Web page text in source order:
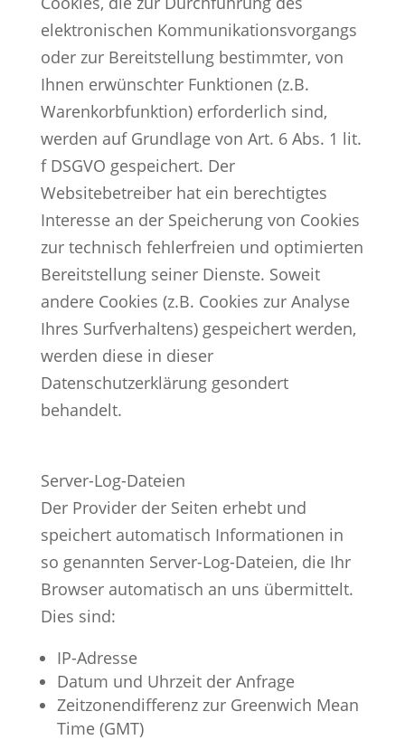
elektronischen Kommunikationsvorgangs
oder zur Bereitstellung bestimmter, von
Ihnen erwünschter Funktionen (z.B.
Warenkorbfunktion) erforderlich sind,
werden auf Grundlage von Art. 6 Abs. 1 lit.
f DSGVO gespeichert. Der
Websitebetreiber hat ein berechtigtes
Interesse an der Speicherung von Cookies
zur technisch fehlerfreien und optimierten
Bereitstellung seiner Dienste. Soweit
andere Cookies (z.B. Cookies zur Analyse
Ihres Surfverhaltens) gespeichert werden,
werden diese in dieser
Datenschutzerklärung gesondert
behandelt.
Server-Log-Dateien
Der Provider der Seiten erhebt und
speichert automatisch Informationen in
so genannten Server-Log-Dateien, die Ihr
Browser automatisch an uns übermittelt.
Dies sind:
IP-Adresse
Datum und Uhrzeit der Anfrage
Zeitzonendifferenz zur Greenwich Mean
Time (GMT)